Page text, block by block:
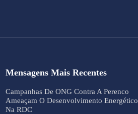
Mensagens Mais Recentes
Campanhas De ONG Contra A Perenco
Ameaçam O Desenvolvimento Energético
Na RDC